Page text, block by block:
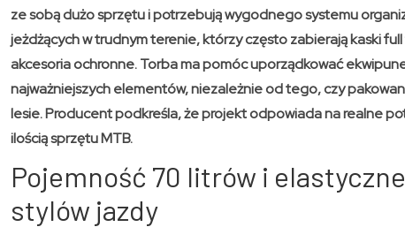
ze sobą dużo sprzętu i potrzebują wygodnego systemu
jeżdżących w trudnym terenie, którzy często zabierają kaski
akcesoria ochronne. Torba ma pomóc uporządkować
najważniejszych elementów, niezależnie od tego, czy
lesie. Producent podkreśla, że projekt odpowiada na realne
ilością sprzętu MTB.
Pojemność 70 litrów i
stylów jazdy